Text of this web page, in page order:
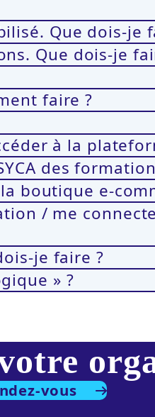
Que dois-je
Que dois-je
faire ?
à la
des
boutique e-
/ me
je faire ?
» ?
vous